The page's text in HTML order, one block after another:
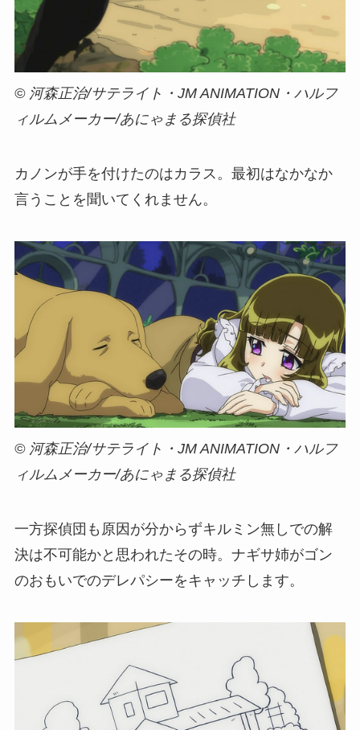
© 河森正治/サテライト・JM ANIMATION・ハルフ
ィルムメーカー/あにゃまる探偵社
カノンが手を付けたのはカラス。最初はなかなか
言うことを聞いてくれません。
© 河森正治/サテライト・JM ANIMATION・ハルフ
ィルムメーカー/あにゃまる探偵社
一方探偵団も原因が分からずキルミン無しでの解
決は不可能かと思われたその時。ナギサ姉がゴン
のおもいでのデレパシーをキャッチします。